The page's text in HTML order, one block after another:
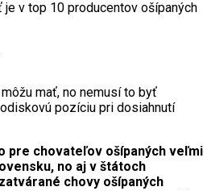
v top 10 producentov ošípaných
mať, no nemusí to byť
pozíciu pri dosiahnutí
pre chovateľov ošípaných veľmi
no aj v štátoch
chovy ošípaných